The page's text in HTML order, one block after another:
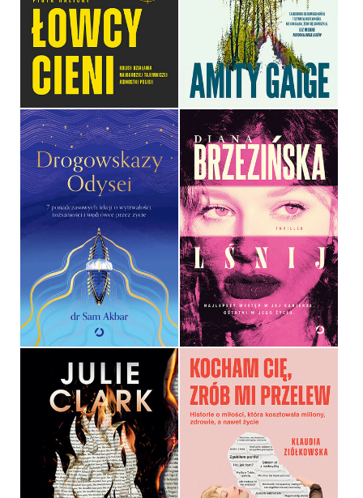
PIOTR HALICKI
OPRAWA MIĘKKA
49,99 ZŁ
AMITY GAIGE
OPRAWA MIĘKKA
54,99 ZŁ
DROGOWSKAZY ODYSEI. 7
PONADCZASOWYCH
LEKCJI O WYTRWAŁOŚCI,
TOŻSAMOŚCI I
WĘDRÓWCE PRZEZ ŻYCIE
DR SAM AKBAR
OPRAWA MIĘKKA
49,99 ZŁ
LŚNIJ
DIANA BRZEZIŃSKA
OPRAWA MIĘKKA
54,99 ZŁ
GHOSTWRITERKA
JULIE CLARK
OPRAWA MIĘKKA Z BARWIONYMI
KOCHAM CIĘ, ZRÓB MI
PRZELEW. HISTORIE O
MIŁOŚCI, KTÓRA
KOSZTOWAŁA MILIONY,
ZDROWIE, A NAWET ŻYCIE
KLAUDIA ZIÓŁKOWSKA